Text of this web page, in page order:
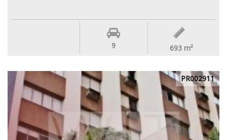
9 693 m²
PR002911